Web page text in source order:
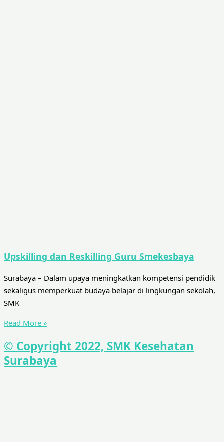
Upskilling dan Reskilling Guru Smekesbaya
Surabaya – Dalam upaya meningkatkan kompetensi pendidik
sekaligus memperkuat budaya belajar di lingkungan sekolah,
SMK
Read More »
© Copyright 2022, SMK Kesehatan
Surabaya